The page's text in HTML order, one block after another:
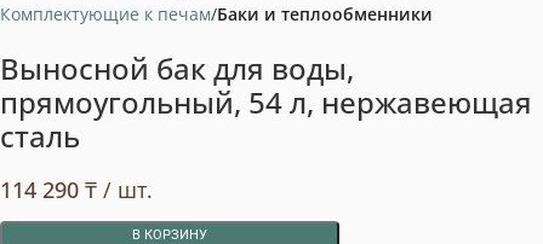
Комплектующие к печам Баки и теплообменники
Выносной бак для воды,
прямоугольный, 54 л, нержавеющая
сталь
114 290 ₸ / шт.
В КОРЗИНУ